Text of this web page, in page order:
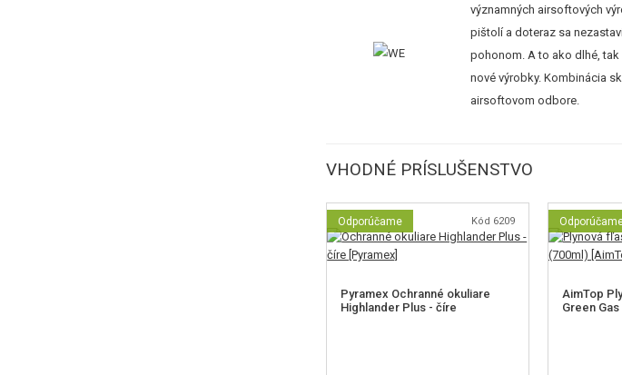
významných airsoftových
pištolí a doteraz sa
pohonom. A to ako dlhé, tak
nové výrobky. Kombinácia
airsoftovom odbore.
VHODNÉ PRÍSLUŠENSTVO
Odporúčame Kód 6209
Pyramex Ochranné okuliare
Highlander Plus - číre
AimTop
Green